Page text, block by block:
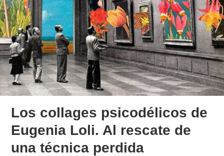
Los collages psicodélicos de
Eugenia Loli. Al rescate de
una técnica perdida